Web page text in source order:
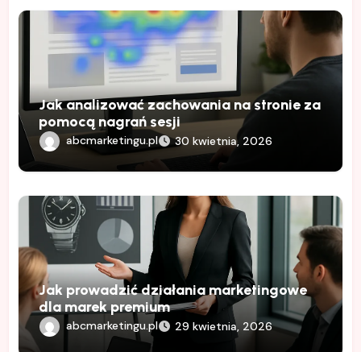
Jak analizować zachowania na stronie za
pomocą nagrań sesji
abcmarketingu.pl 30 kwietnia, 2026
Jak prowadzić działania marketingowe
dla marek premium
abcmarketingu.pl 29 kwietnia, 2026